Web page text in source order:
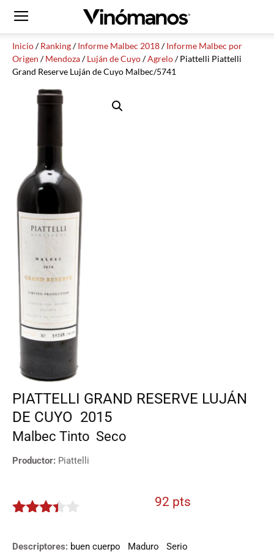
Inicio/Ranking/Informe Malbec 2018/Informe Malbec por
Origen /Mendoza/Luján de Cuyo/Agrelo/ Piattelli Piattelli
Grand Reserve Luján de Cuyo Malbec/5741
PIATTELLI GRAND RESERVE LUJÁN
DE CUYO 2015
Malbec Tinto Seco
Productor: Piattelli
92 pts
Descriptores: buen cuerpo Maduro
Serio